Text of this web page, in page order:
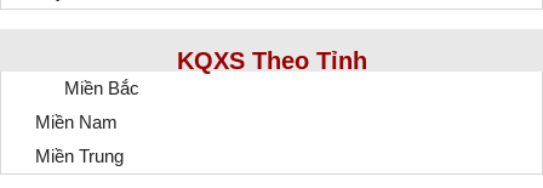
KQXS Theo Tỉnh
Miền Bắc
Miền Nam
Miền Trung